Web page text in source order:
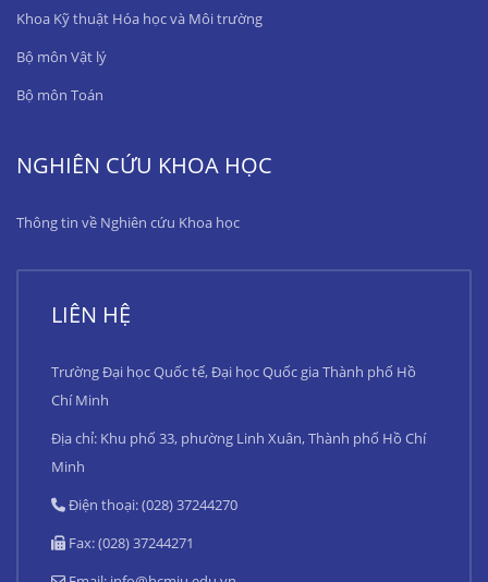
Khoa Kỹ thuật Hóa học và Môi trường
Bộ môn Vật lý
Bộ môn Toán
NGHIÊN CỨU KHOA HỌC
Thông tin về Nghiên cứu Khoa học
LIÊN HỆ
Trường Đại học Quốc tế, Đại học Quốc gia Thành phố Hồ
Chí Minh
Địa chỉ: Khu phố 33, phường Linh Xuân, Thành phố Hồ Chí
Minh
Điện thoại: (028) 37244270
Fax: (028) 37244271